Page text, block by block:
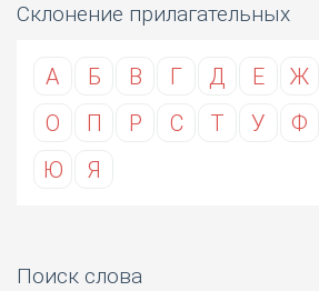
Склонение прилагательных
А Б В Г Д Е Ж
О
П Р С Т У Ф
Ю
Я
Поиск слова